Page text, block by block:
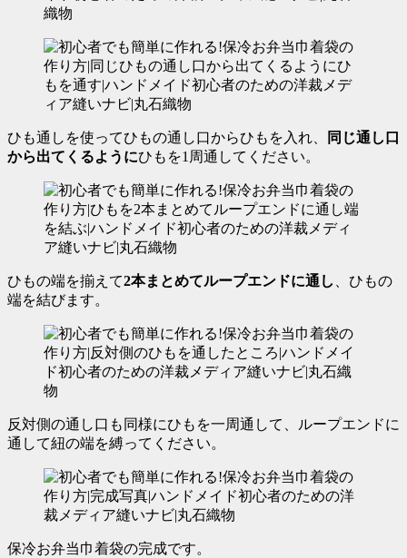
ひも通しを使ってひもの通し口からひもを入れ、
同じ通し口
から出てくるようにひもを1周通してください。
ひもの端を揃えて2本まとめてループエンドに通し
、ひもの
端を結びます。
反対側の通し口も同様にひもを一周通して、ループエンドに
通して紐の端を縛ってください。
保冷お弁当巾着袋の完成です。